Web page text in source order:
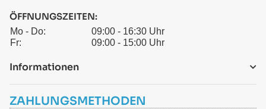
ÖFFNUNGSZEITEN:
Mo - Do:
09:00 - 16:30 Uhr
Fr:
09:00 - 15:00 Uhr
Informationen
ZAHLUNGSMETHODEN